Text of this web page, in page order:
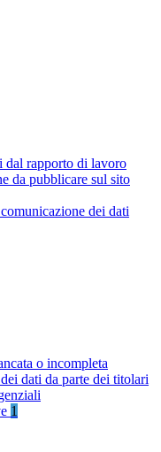
dal rapporto di lavoro
da pubblicare sul sito
dei dati
o incompleta
dati da parte dei titolari
1